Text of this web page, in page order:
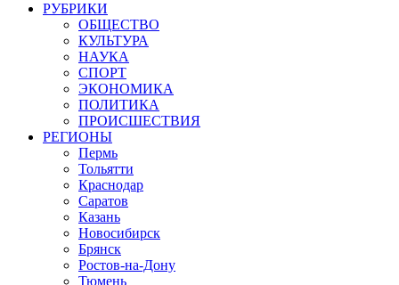
РУБРИКИ
ОБЩЕСТВО
КУЛЬТУРА
НАУКА
СПОРТ
ЭКОНОМИКА
ПОЛИТИКА
ПРОИСШЕСТВИЯ
РЕГИОНЫ
Пермь
Тольятти
Краснодар
Саратов
Казань
Новосибирск
Брянск
Ростов-на-Дону
Тюмень